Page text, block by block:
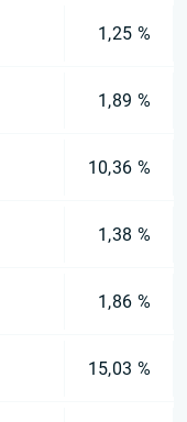
1,25 %
1,89 %
10,36 %
1,38 %
1,86 %
15,03 %